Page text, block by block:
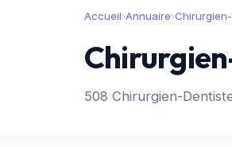
Accueil›Annuaire›
508 Chirurgien-